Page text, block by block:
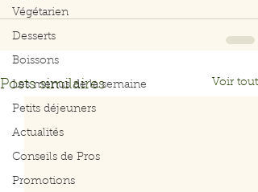
Végétarien
Desserts
Boissons
Les menus de la semaine
Petits déjeuners
Actualités
Conseils de Pros
Promotions
Posts similaires Voir tout